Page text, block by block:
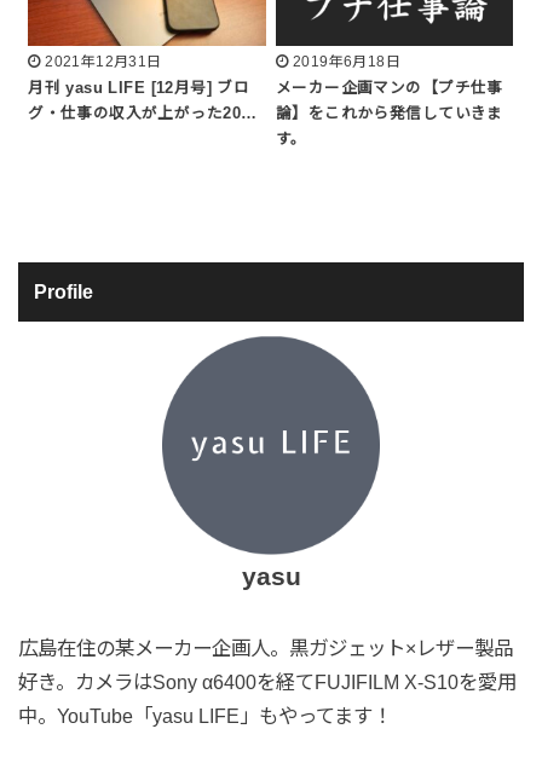
2021年12月31日
月刊 yasu LIFE [12月号] ブロ
グ・仕事の収入が上がった20…
2019年6月18日
メーカー企画マンの【プチ仕事
論】をこれから発信していきま
す。
Profile
yasu
広島在住の某メーカー企画人。黒ガジェット×レザー製品
好き。カメラはSony α6400を経てFUJIFILM X-S10を愛用
中。YouTube「yasu LIFE」もやってます！